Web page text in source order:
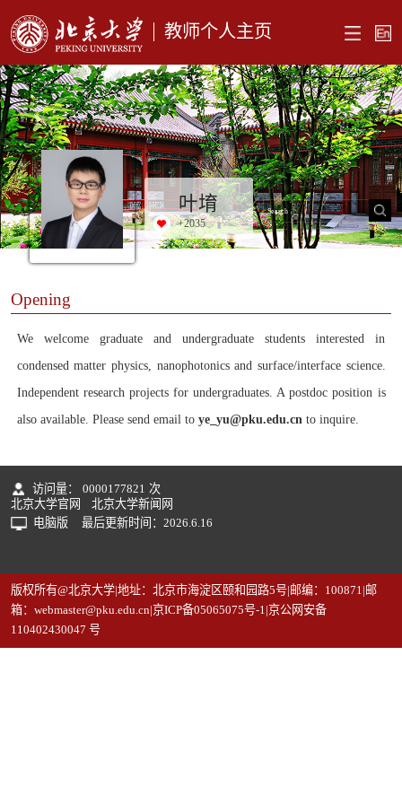
教师个人主页
叶堉
+2035
Opening
We welcome graduate and undergraduate students interested in
condensed matter physics, nanophotonics and surface/interface science.
Independent research projects for undergraduates. A postdoc position is
also available. Please send email to ye_yu@pku.edu.cn to inquire.
访问量： 0000177821 次
北京大学官网
北京大学新闻网
电脑版
最后更新时间： 2026.6.16
版权所有@北京大学|地址：北京市海淀区颐和园路5号|邮编：100871|邮
箱：webmaster@pku.edu.cn|京ICP备05065075号-1|京公网安备
110402430047 号